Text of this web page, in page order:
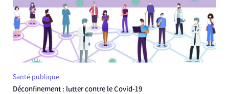
Santé publique
Déconfinement : lutter contre le Covid-19